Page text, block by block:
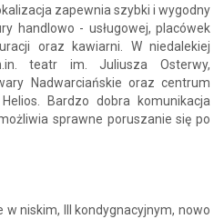
zapewnia szybki i wygodny
handlowo - usługowej, placówek
oraz kawiarni. W niedalekiej
teatr im. Juliusza Osterwy,
Nadwarciańskie oraz centrum
Bardzo dobra komunikacja
sprawne poruszanie się po
w niskim, III kondygnacyjnym, nowo